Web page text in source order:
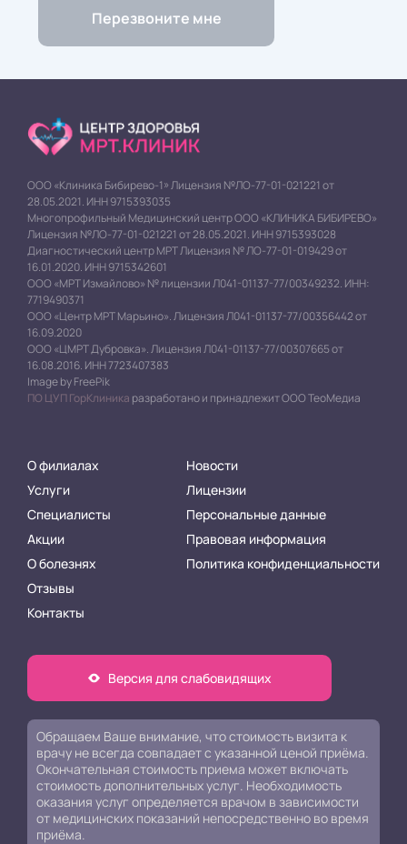
ООО «Клиника Бибирево-1» Лицензия №ЛО-77-01-021221 от
28.05.2021. ИНН 9715393035
Многопрофильный Медицинский центр ООО «КЛИНИКА БИБИРЕВО»
Лицензия №ЛО-77-01-021221 от 28.05.2021. ИНН 9715393028
Диагностический центр МРТ Лицензия № ЛО-77-01-019429 от
16.01.2020. ИНН 9715342601
ООО «МРТ Измайлово» № лицензии Л041-01137-77/00349232. ИНН:
7719490371
ООО «Центр МРТ Марьино». Лицензия Л041-01137-77/00356442 от
16.09.2020
ООО «ЦМРТ Дубровка». Лицензия Л041-01137-77/00307665 от
16.08.2016. ИНН 7723407383
Image by FreePik
ПО ЦУП ГорКлиника разработано и принадлежит ООО ТеоМедиа
О филиалах
Услуги
Специалисты
Акции
О болезнях
Отзывы
Контакты
Новости
Лицензии
Персональные данные
Правовая информация
Политика конфиденциальности
Версия для слабовидящих
Обращаем Ваше внимание, что стоимость визита к
врачу не всегда совпадает с указанной ценой приёма.
Окончательная стоимость приема может включать
стоимость дополнительных услуг. Необходимость
оказания услуг определяется врачом в зависимости
от медицинских показаний непосредственно во время
приёма.